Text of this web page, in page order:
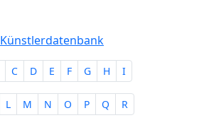
Künstlerdatenbank
C D E F G H I
L M N O P Q R